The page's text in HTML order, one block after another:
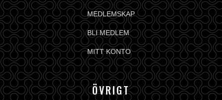
MEDLEMSKAP
BLI MEDLEM
MITT KONTO
ÖVRIGT